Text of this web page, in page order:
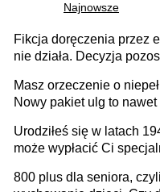
Najnowsze
Fikcja doręczenia przez
nie działa. Decyzja
Masz orzeczenie o
Nowy pakiet ulg to
odebrać pieniądze
Urodziłeś się w latach
może wypłacić Ci
800 plus dla seniora,